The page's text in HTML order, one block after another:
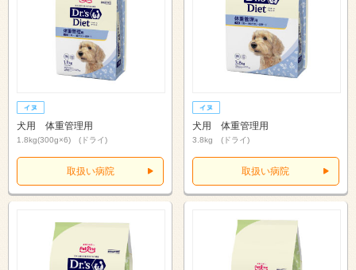
犬用 体重管理用
1.8kg(300g×6) (ドライ)
取扱い病院
犬用 体重管理用
3.8kg (ドライ)
取扱い病院